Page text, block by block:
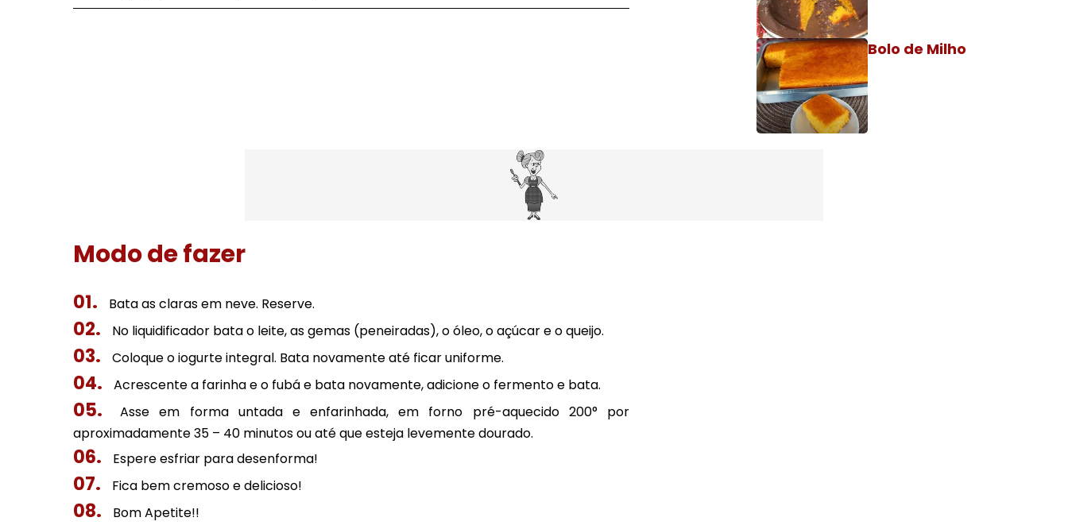
Bolo de Milho
Modo de fazer
Bata as claras em neve. Reserve.
No liquidificador bata o leite, as gemas (peneiradas), o óleo, o açúcar e o queijo.
Coloque o iogurte integral. Bata novamente até ficar uniforme.
Acrescente a farinha e o fubá e bata novamente, adicione o fermento e bata.
Asse em forma untada e enfarinhada, em forno pré-aquecido 200° por
aproximadamente 35 – 40 minutos ou até que esteja levemente dourado.
Espere esfriar para desenforma!
Fica bem cremoso e delicioso!
Bom Apetite!!